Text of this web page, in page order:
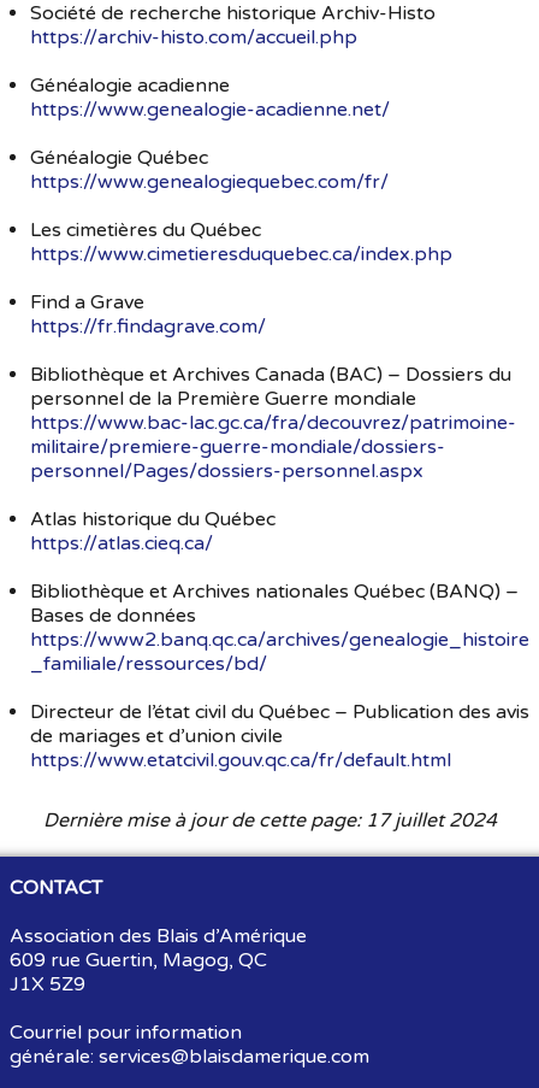
Société de recherche historique Archiv-Histo
https://archiv-histo.com/accueil.php
Généalogie acadienne
https://www.genealogie-acadienne.net/
Généalogie Québec
https://www.genealogiequebec.com/fr/
Les cimetières du Québec
https://www.cimetieresduquebec.ca/index.php
Find a Grave
https://fr.findagrave.com/
Bibliothèque et Archives Canada (BAC) – Dossiers du
personnel de la Première Guerre mondiale
https://www.bac-lac.gc.ca/fra/decouvrez/patrimoine-
militaire/premiere-guerre-mondiale/dossiers-
personnel/Pages/dossiers-personnel.aspx
Atlas historique du Québec
https://atlas.cieq.ca/
Bibliothèque et Archives nationales Québec (BANQ) –
Bases de données
https://www2.banq.qc.ca/archives/genealogie_histoire
_familiale/ressources/bd/
Directeur de l’état civil du Québec – Publication des avis
de mariages et d’union civile
https://www.etatcivil.gouv.qc.ca/fr/default.html
Dernière mise à jour de cette page: 17 juillet 2024
CONTACT
Association des Blais d’Amérique
609 rue Guertin, Magog, QC
J1X 5Z9
Courriel pour information
générale: services@blaisdamerique.com